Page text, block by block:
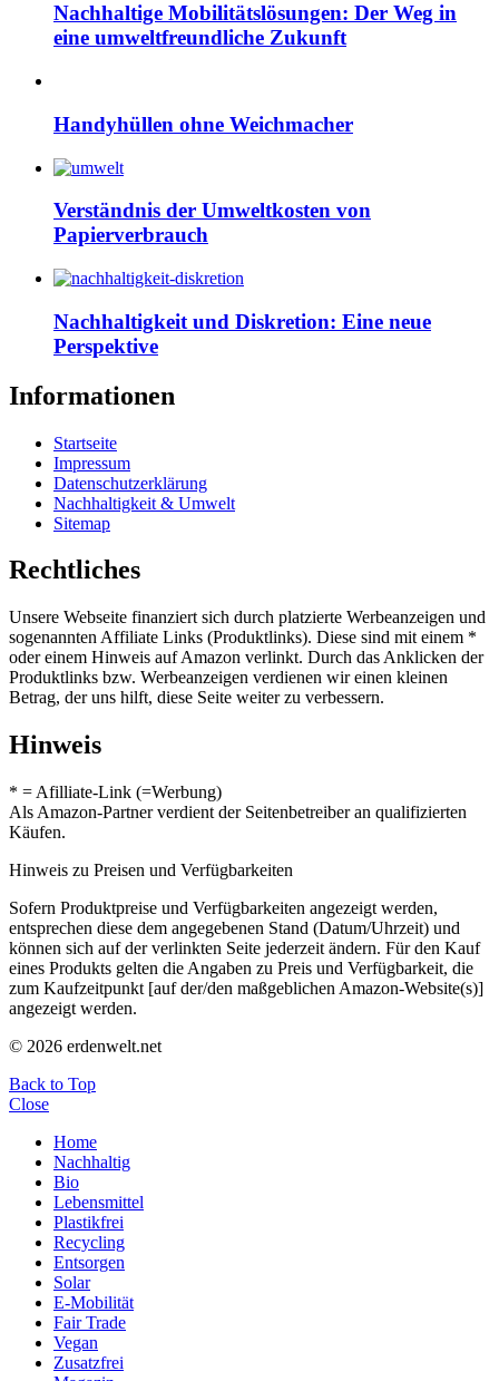
Nachhaltige Mobilitätslösungen: Der Weg in
eine umweltfreundliche Zukunft
Handyhüllen ohne Weichmacher
Verständnis der Umweltkosten von
Papierverbrauch
Nachhaltigkeit und Diskretion: Eine neue
Perspektive
Informationen
Startseite
Impressum
Datenschutzerklärung
Nachhaltigkeit & Umwelt
Sitemap
Rechtliches
Unsere Webseite finanziert sich durch platzierte Werbeanzeigen und
sogenannten Affiliate Links (Produktlinks). Diese sind mit einem *
oder einem Hinweis auf Amazon verlinkt. Durch das Anklicken der
Produktlinks bzw. Werbeanzeigen verdienen wir einen kleinen
Betrag, der uns hilft, diese Seite weiter zu verbessern.
Hinweis
* = Afilliate-Link (=Werbung)
Als Amazon-Partner verdient der Seitenbetreiber an qualifizierten
Käufen.
Hinweis zu Preisen und Verfügbarkeiten
Sofern Produktpreise und Verfügbarkeiten angezeigt werden,
entsprechen diese dem angegebenen Stand (Datum/Uhrzeit) und
können sich auf der verlinkten Seite jederzeit ändern. Für den Kauf
eines Produkts gelten die Angaben zu Preis und Verfügbarkeit, die
zum Kaufzeitpunkt [auf der/den maßgeblichen Amazon-Website(s)]
angezeigt werden.
© 2026 erdenwelt.net
Back to Top
Close
Home
Nachhaltig
Bio
Lebensmittel
Plastikfrei
Recycling
Entsorgen
Solar
E-Mobilität
Fair Trade
Vegan
Zusatzfrei